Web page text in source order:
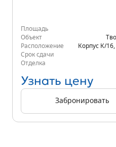
Площадь
Объект
Расположение
Корпус К/16
Срок сдачи
Отделка
Узнать цену
Забронировать